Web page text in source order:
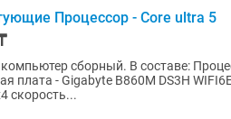
Процессор - Core ultra 5
сборный. В составе:
плата - Gigabyte B860M DS3H
скорость...